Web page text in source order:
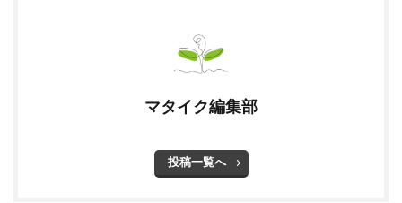
マタイク編集部
投稿一覧へ